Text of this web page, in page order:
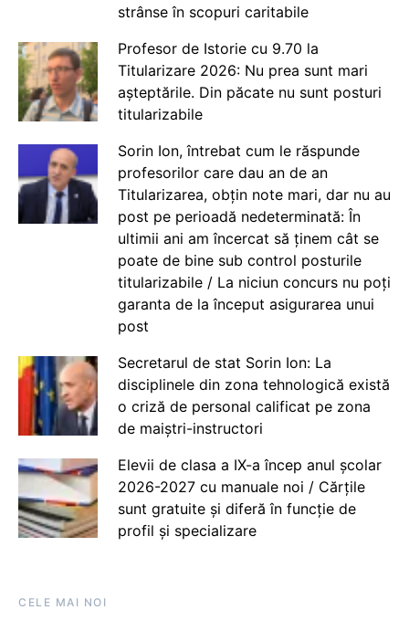
strânse în scopuri caritabile
Profesor de Istorie cu 9.70 la
Titularizare 2026: Nu prea sunt mari
așteptările. Din păcate nu sunt posturi
titularizabile
Sorin Ion, întrebat cum le răspunde
profesorilor care dau an de an
Titularizarea, obțin note mari, dar nu au
post pe perioadă nedeterminată: În
ultimii ani am încercat să ținem cât se
poate de bine sub control posturile
titularizabile / La niciun concurs nu poți
garanta de la început asigurarea unui
post
Secretarul de stat Sorin Ion: La
disciplinele din zona tehnologică există
o criză de personal calificat pe zona
de maiștri-instructori
Elevii de clasa a IX-a încep anul școlar
2026-2027 cu manuale noi / Cărțile
sunt gratuite și diferă în funcție de
profil și specializare
CELE MAI NOI